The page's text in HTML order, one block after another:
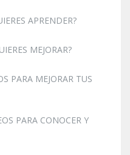
APRENDER?
MEJORAR?
PARA MEJORAR TUS
PARA CONOCER Y